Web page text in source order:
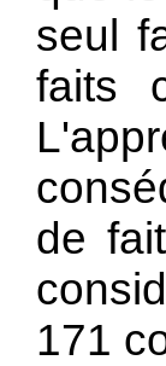
seul
faits
de
171